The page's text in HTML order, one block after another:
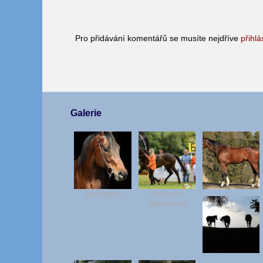
Pro přidávání komentářů se musíte nejdříve
Galerie
Starfighter
Vítězství
Sebastiano